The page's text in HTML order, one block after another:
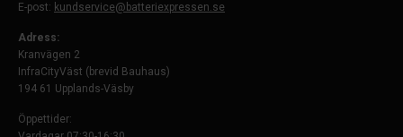
E-post: kundservice@batteriexpressen.se
Adress:
Kranvägen 2
InfraCityVäst (brevid Bauhaus)
194 61 Upplands-Väsby
Öppettider: